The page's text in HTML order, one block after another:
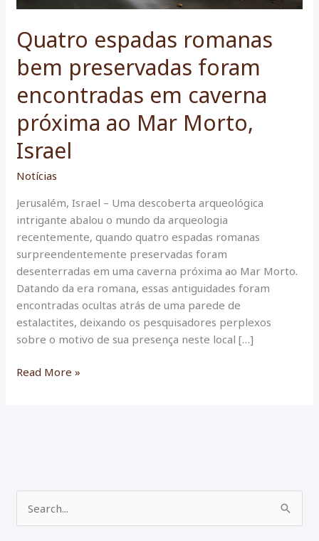
Quatro espadas romanas
bem preservadas foram
encontradas em caverna
próxima ao Mar Morto,
Israel
Notícias
Jerusalém, Israel – Uma descoberta arqueológica
intrigante abalou o mundo da arqueologia
recentemente, quando quatro espadas romanas
surpreendentemente preservadas foram
desenterradas em uma caverna próxima ao Mar Morto.
Datando da era romana, essas antiguidades foram
encontradas ocultas atrás de uma parede de
estalactites, deixando os pesquisadores perplexos
sobre o motivo de sua presença neste local […]
Quatro
em
caverna
próxima
Read More »